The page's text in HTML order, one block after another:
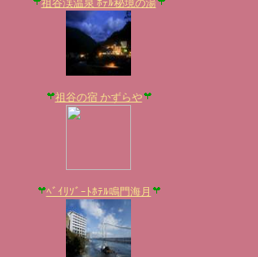
祖谷渓温泉 ﾎﾃﾙ秘境の湯
祖谷の宿 かずらや
ﾍﾞｲﾘｿﾞｰﾄﾎﾃﾙ鳴門海月